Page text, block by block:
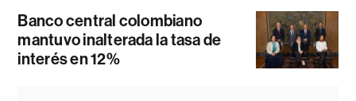
Banco central colombiano
mantuvo inalterada la tasa de
interés en 12%